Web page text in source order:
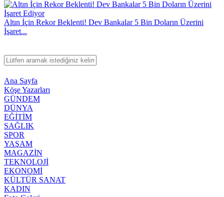
Altın İçin Rekor Beklenti! Dev Bankalar 5 Bin Doların Üzerini
İşaret...
Ana Sayfa
Köşe Yazarları
GÜNDEM
DÜNYA
EĞİTİM
SAĞLIK
SPOR
YAŞAM
MAGAZİN
TEKNOLOJİ
EKONOMİ
KÜLTÜR SANAT
KADIN